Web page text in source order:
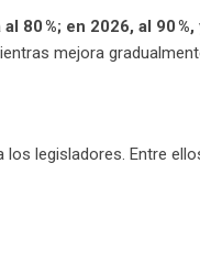
80 %; en 2026, al 90
mejora
los legisladores. Entre